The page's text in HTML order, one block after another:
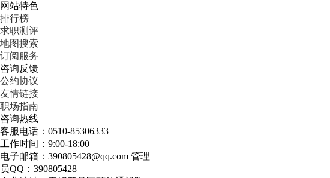
网站特色
排行榜
求职测评
地图搜索
订阅服务
咨询反馈
公约协议
友情链接
职场指南
咨询热线
客服电话：0510-85306333
工作时间：9:00-18:00
电子邮箱：390805428@qq.com 管理
员QQ：390805428